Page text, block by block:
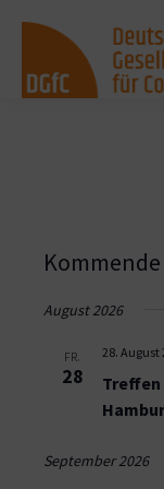
August 2026
FR.
28
28. August
Treffen
September 2026